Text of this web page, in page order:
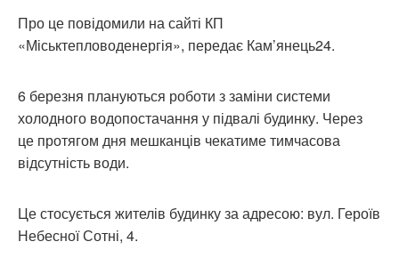
Про це повідомили на сайті КП
«Міськтепловоденергія», передає Кам’янець24.
6 березня плануються роботи з заміни системи
холодного водопостачання у підвалі будинку. Через
це протягом дня мешканців чекатиме тимчасова
відсутність води.
Це стосується жителів будинку за адресою: вул. Героїв
Небесної Сотні, 4.